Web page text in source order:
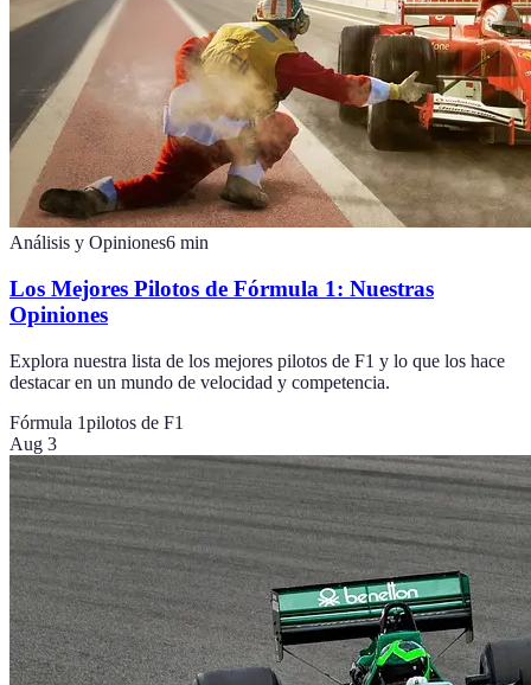
Análisis y Opiniones6 min
Los Mejores Pilotos de Fórmula 1: Nuestras
Opiniones
Explora nuestra lista de los mejores pilotos de F1 y lo que los hace
destacar en un mundo de velocidad y competencia.
Fórmula 1pilotos de F1
Aug 3